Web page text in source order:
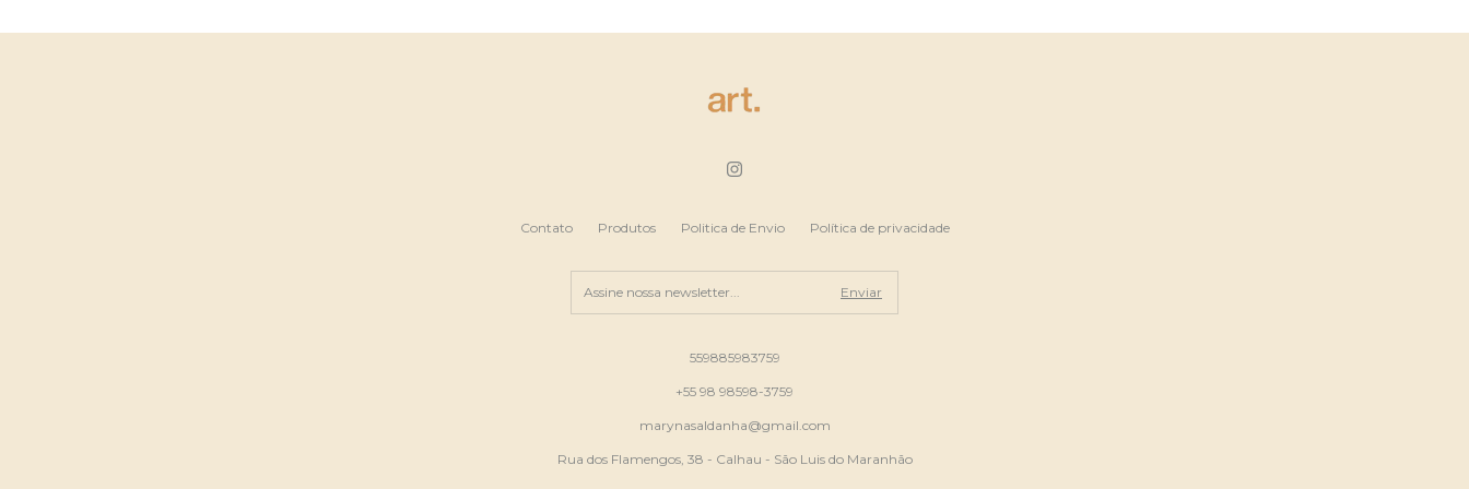
Contato Produtos Politica de Envio Política de privacidade
559885983759
+55 98 98598-3759
marynasaldanha@gmail.com
Rua dos Flamengos, 38 - Calhau - São Luis do Maranhão